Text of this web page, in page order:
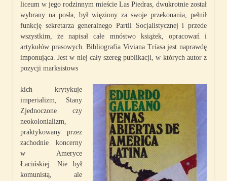
liceum w jego rodzinnym mieście Las Piedras, dwukrotnie został
wybrany na posła, był więziony za swoje przekonania, pełnił
funkcję sekretarza generalnego Partii Socjalistycznej i przede
wszystkim, że napisał całe mnóstwo książek, opracowań i
artykułów prasowych. Bibliografia Viviana Tríasa jest naprawdę
imponująca. Jest w niej cały szereg publikacji, w których autor z
pozycji marksistows
kich krytykuje
imperializm, Stany
Zjednoczone czy
neokolonializm,
praktykowany przez
zachodnie koncerny
w Ameryce
Łacińskiej. Nie był
komunistą, ale